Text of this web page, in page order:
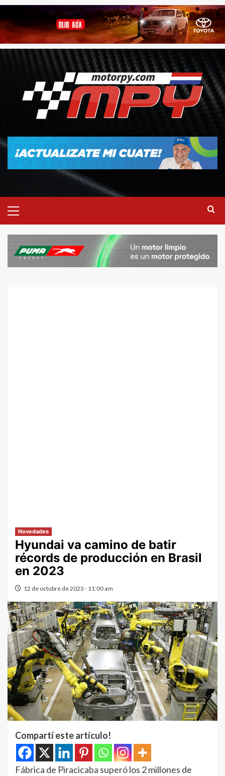
Novedades
Hyundai va camino de batir
récords de producción en Brasil
en 2023
12 de octubre de 2023 - 11:00 am
Compartí este artículo!
Fábrica de Piracicaba superó los 2 millones de